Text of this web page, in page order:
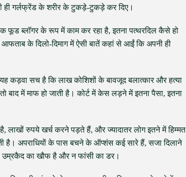
ही गर्लफ्रेंड के शरीर के टुकड़े-टुकड़े कर दिए।
फूड ब्लॉगर के रूप में काम कर रहा है, इतना पत्थरदिल कैसे हो
के दिलो-दिमाग में ऐसी बातें कहां से आईं कि अपनी ही
कड़वा सच है कि लाख कोशिशों के बावजूद बलात्कार और हत्या
बाद में माफ हो जाती है। कोर्ट में केस लड़ने में इतना पैसा, इतना
लाखों रुपये खर्च करने पड़ते हैं, और ज्यादातर लोग इतने में हिम्मत
है। अपराधियों के पास बचने के ऑप्शंस कई सारे हैं, सजा दिलाने
उम्रकैद का खौफ है और न फांसी का डर।